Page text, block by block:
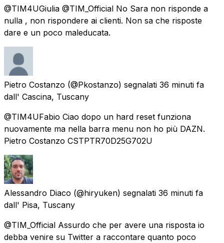
@TIM4UGiulia @TIM_Official No Sara non risponde a
nulla , non rispondere ai clienti. Non sa che risposte
dare e un poco maleducata.
Pietro Costanzo (@Pkostanzo) segnalati 36 minuti fa
dall' Cascina, Tuscany
@TIM4UFabio Ciao dopo un hard reset funziona
nuovamente ma nella barra menu non ho più DAZN.
Pietro Costanzo CSTPTR70D25G702U
Alessandro Diaco (@hiryuken) segnalati 36 minuti fa
dall' Pisa, Tuscany
@TIM_Official Assurdo che per avere una risposta io
debba venire su Twitter a raccontare quanto poco